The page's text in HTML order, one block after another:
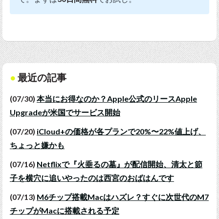
最近の記事
(07/30) 本当にお得なのか？Apple公式のリースApple
Upgradeが米国でサービス開始
(07/20) iCloud+の価格が各プランで20%〜22%値上げ、
ちょっと嫌かも
(07/16) Netflixで『火垂るの墓』が配信開始、清太と節
子を横穴に追いやったのは西宮のおばはんです
(07/13) M6チップ搭載Macはハズレ？すぐに次世代のM7
チップがMacに搭載される予定